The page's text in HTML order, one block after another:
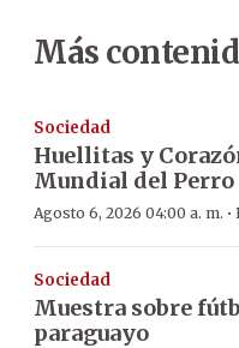
Más
Sociedad
Huellitas y
Mundial del Perro
Agosto 6, 2026 04:00 a. m. ·
Sociedad
Muestra sobre
paraguayo